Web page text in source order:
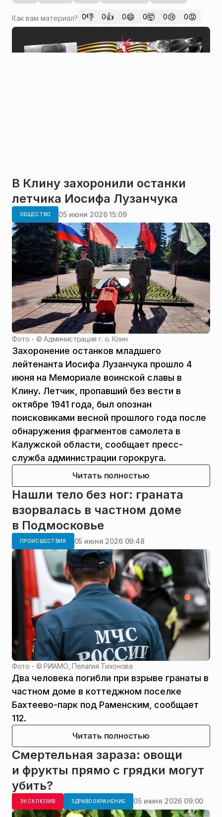
Как вам материал? 0👎 0👍 0😄 0🤯 0😢 0😡
В Клину захоронили останки
летчика Иосифа Лузанчука
ОБЩЕСТВО 05 июня 2026 15:09
Фото - ©Администрация г. о. Клин
Захоронение останков младшего
лейтенанта Иосифа Лузанчука прошло 4
июня на Мемориале воинской славы в
Клину. Летчик, пропавший без вести в
октябре 1941 года, был опознан
поисковиками весной прошлого года после
обнаружения фрагментов самолета в
Калужской области, сообщает пресс-
служба администрации горокруга.
Читать полностью
Нашли тело без ног: граната
взорвалась в частном доме
в Подмосковье
ПРОИСШЕСТВИЯ 05 июня 2026 09:48
Фото - ©РИАМО, Пелагия Тихонова
Два человека погибли при взрыве гранаты в
частном доме в коттеджном поселке
Бахтеево-парк под Раменским, сообщает
112.
Читать полностью
Смертельная зараза: овощи
и фрукты прямо с грядки могут
убить?
ЭКСКЛЮЗИВ ЗДРАВООХРАНЕНИЕ 05 июня 2026 09:00